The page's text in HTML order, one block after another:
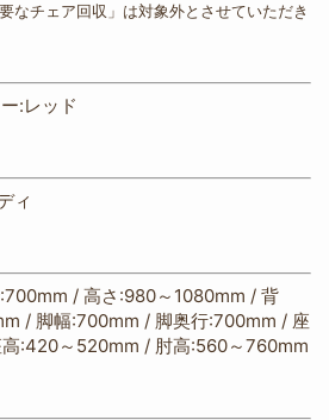
なチェア回収」は対象外とさせていただき
:レッド
ィ
/ 高さ:980～1080mm / 背
/ 脚幅:700mm / 脚奥行:700mm / 座
:420～520mm / 肘高:560～760mm